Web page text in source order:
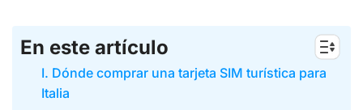
En este artículo
I. Dónde comprar una tarjeta SIM turística para
Italia